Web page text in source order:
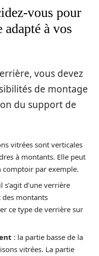
vous pour
à vos
vous devez
de montage
du support de
vitrées sont verticales
à montants. Elle peut
par exemple.
s’agit d’une verrière
montants
ce type de verrière sur
: la partie basse de la
vitrées. La partie